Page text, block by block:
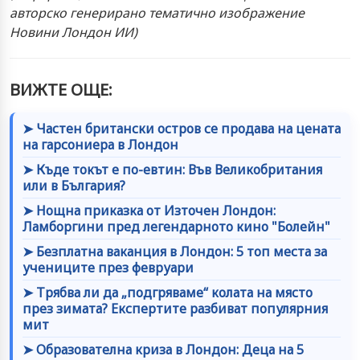
авторско генерирано тематично изображение
Новини Лондон ИИ)
ВИЖТЕ ОЩЕ:
➤ Частен британски остров се продава на цената
на гарсониера в Лондон
➤ Къде токът е по-евтин: Във Великобритания
или в България?
➤ Нощна приказка от Източен Лондон:
Ламборгини пред легендарното кино "Болейн"
➤ Безплатна ваканция в Лондон: 5 топ места за
учениците през февруари
➤ Трябва ли да „подгряваме“ колата на място
през зимата? Експертите разбиват популярния
мит
➤ Образователна криза в Лондон: Деца на 5